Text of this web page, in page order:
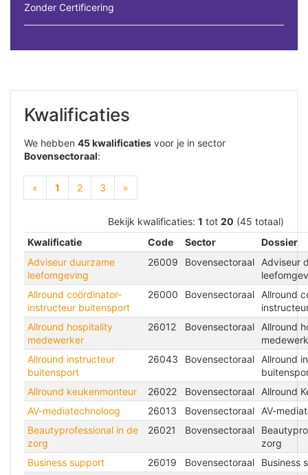
Zonder Certificering
Kwalificaties
We hebben 45 kwalificaties voor je in sector
Bovensectoraal:
« 1 (current)
2 3 »
Bekijk kwalificaties: 1 tot 20 (45 totaal)
Kwalificatie
Code Sector
Dossier
Adviseur duurzame
leefomgeving
26009 Bovensectoraal
Adviseur
Allround coördinator-
instructeur buitensport
26000 Bovensectoraal
Allround
Allround hospitality
medewerker
26012 Bovensectoraal
Allround
Allround instructeur
buitensport
26043 Bovensectoraal
Allround
Allround keukenmonteur
26022 Bovensectoraal
Allround
AV-mediatechnoloog
26013 Bovensectoraal
AV-
Beautyprofessional in de
zorg
26021 Bovensectoraal
zorg
Business support
26019 Bovensectoraal
Business